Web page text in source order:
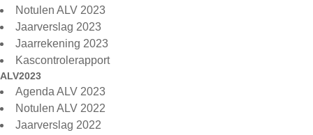
Notulen ALV 2023
Jaarverslag 2023
Jaarrekening 2023
Kascontrolerapport
ALV2023
Agenda ALV 2023
Notulen ALV 2022
Jaarverslag 2022